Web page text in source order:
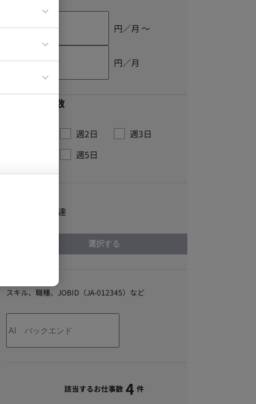
円／月 〜
円／月
最低稼働日数
週2日
週3日
週5日
直近で資金調達
選択する
スキル、職種、JOBID（JA-012345）など
該当するお仕事数 4 件